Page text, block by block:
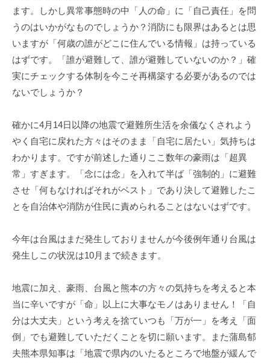
ます。しかし異常事態時の中「人の命」に「自己責任」を問
うのはいかがなものでしょうか？消防にも限界はあるとは思
いますが「何歳の誰がどこに住んでいる情報」は持っている
はずです。「誰が避難して、誰が避難していないのか？」確
実にチェックする体制を今こそ再構築する必要があるのでは
ないでしょうか？
確かに4月14日以降の地震で避難所生活を余儀なくされよう
やく自宅に戻れた方々はそのまま「自宅に居たい」気持ちは
わかります。ですが前述した通りここ数年の豪雨は「超異
常」すぎます。「念には念」を入れて半ば「強制的」に避難
させ「何もなければそれがベスト」であり決して避難したこ
とを自治体や消防が住民に責められることはないはずです。
今年は台風はまだ発生しておりませんが今後例年通り台風は
発生しこの状況は10月まで続きます。
地震に加え、豪雨、台風と熊本の方々の気持ちを考えると本
当に辛いですが「命」以上に大事なモノはありません！「自
分は大丈夫」という考えを捨ていつも「万が一」を考え「面
倒」でも避難していただくことを切に願います。また蒲島郁
夫熊本県知事は「地震で県内のいたるところで地盤が緩んで